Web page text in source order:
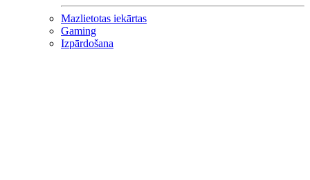
Mazlietotas iekārtas
Gaming
Izpārdošana